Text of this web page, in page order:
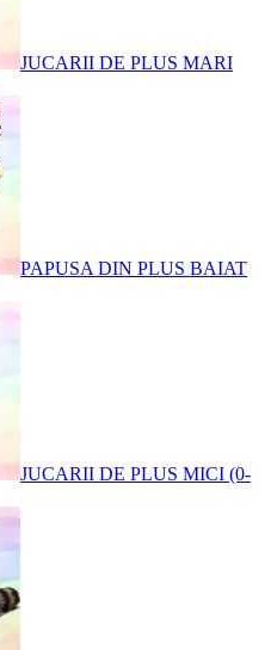
JUCARII DE PLUS MARI
PAPUSA DIN PLUS BAIAT
JUCARII DE PLUS MICI (0-